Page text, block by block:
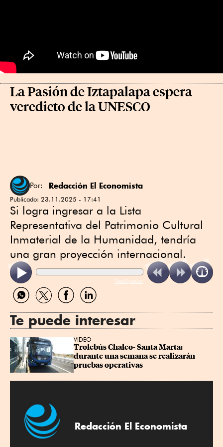
La Pasión de Iztapalapa espera
veredicto de la UNESCO
Por: Redacción El Economista
Publicado: 23.11.2025 - 17:41
Si logra ingresar a la Lista
Representativa del Patrimonio Cultural
Inmaterial de la Humanidad, tendría
una gran proyección internacional.
ReadSpeaker
Compartir
por
Compartir
por
Compartir
por
Compartir
por
Te puede interesar
VIDEO
Trolebús Chalco- Santa Marta:
durante una semana se realizarán
pruebas operativas
Redacción El Economista